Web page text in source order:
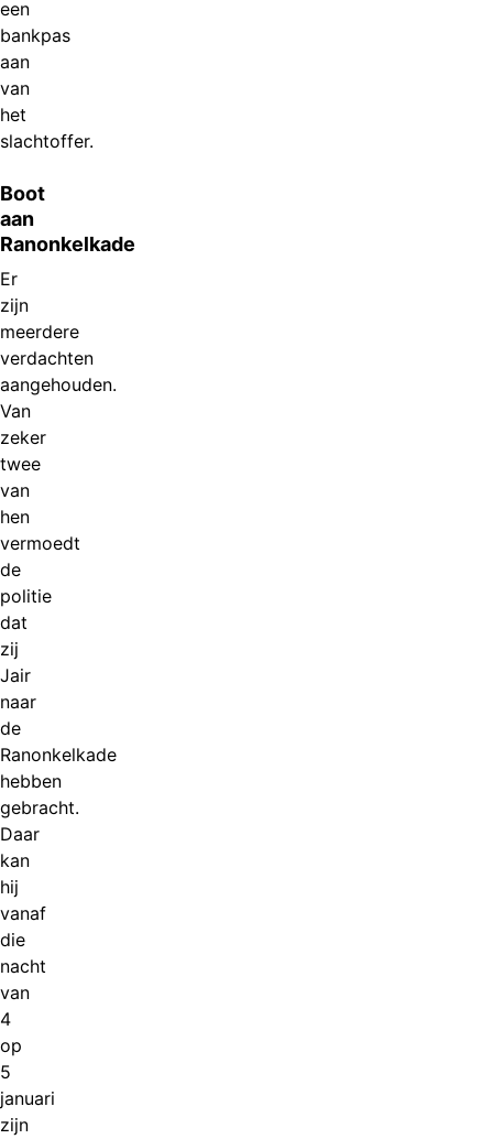
een
bankpas
aan
van
het
slachtoffer.
Boot
aan
Ranonkelkade
Er
zijn
meerdere
verdachten
aangehouden.
Van
zeker
twee
van
hen
vermoedt
de
politie
dat
zij
Jair
naar
de
Ranonkelkade
hebben
gebracht.
Daar
kan
hij
vanaf
die
nacht
van
4
op
5
januari
zijn